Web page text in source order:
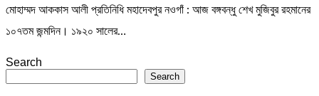
মোহাম্মদ আককাস আলী প্রতিনিধি মহাদেবপুর নওগাঁ : আজ বঙ্গবন্ধু শেখ মুজিবুর রহমানের
১০৭তম জন্মদিন। ১৯২০ সালের…
Search
Search